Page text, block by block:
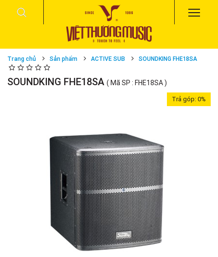
Trang chủ Sản phẩm ACTIVE SUB SOUNDKING FHE18SA
SOUNDKING FHE18SA ( Mã SP : FHE18SA )
Trả góp:0%